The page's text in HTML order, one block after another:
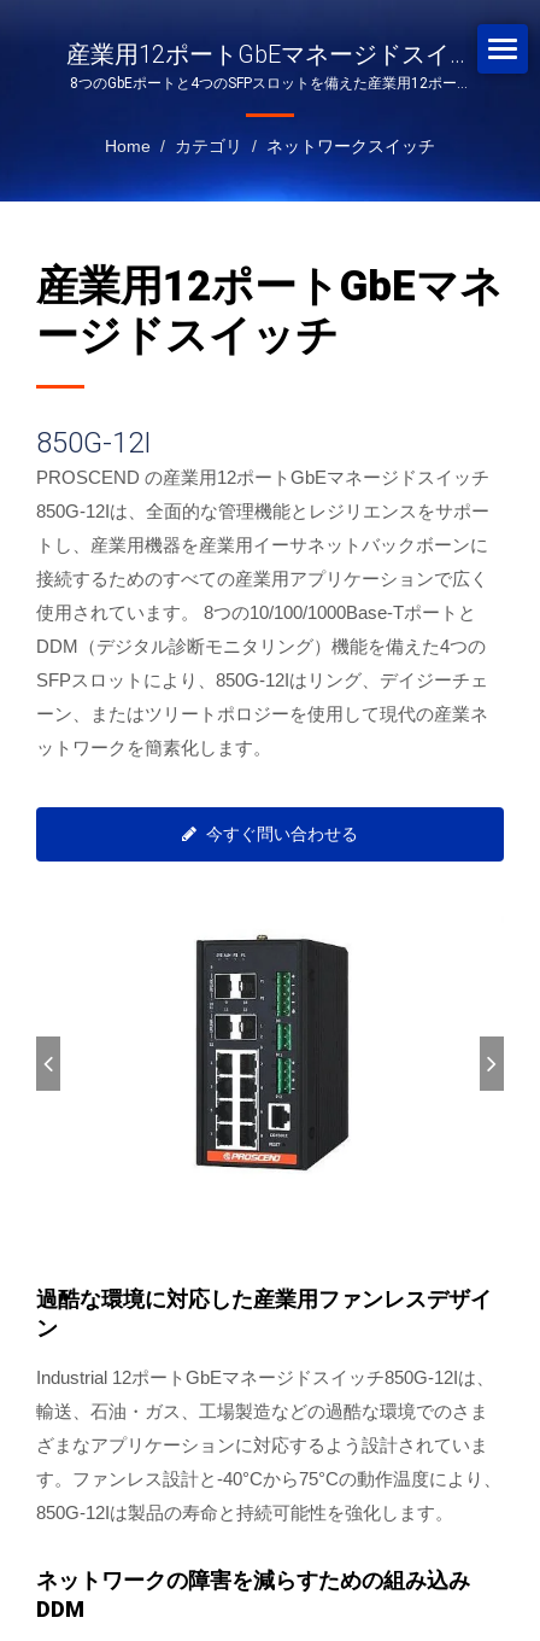
産業用12ポートGbEマネージドスイッ
チ
8つのGbEポートと4つのSFPスロットを備えた産業用12ポート
Home / カテゴリ / ネットワークスイッチ
産業用12ポートGbEマネ
ージドスイッチ
850G-12I
PROSCEND の産業用12ポートGbEマネージドスイッチ
850G-12Iは、全面的な管理機能とレジリエンスをサポー
トし、産業用機器を産業用イーサネットバックボーンに
接続するためのすべての産業用アプリケーションで広く
使用されています。 8つの10/100/1000Base-Tポートと
DDM（デジタル診断モニタリング）機能を備えた4つの
SFPスロットにより、850G-12Iはリング、デイジーチェ
ーン、またはツリートポロジーを使用して現代の産業ネ
ットワークを簡素化します。
今すぐ問い合わせる
過酷な環境に対応した産業用ファンレスデザイ
ン
Industrial 12ポートGbEマネージドスイッチ850G-12Iは、
輸送、石油・ガス、工場製造などの過酷な環境でのさま
ざまなアプリケーションに対応するよう設計されていま
す。ファンレス設計と-40°Cから75°Cの動作温度により、
850G-12Iは製品の寿命と持続可能性を強化します。
ネットワークの障害を減らすための組み込み
DDM